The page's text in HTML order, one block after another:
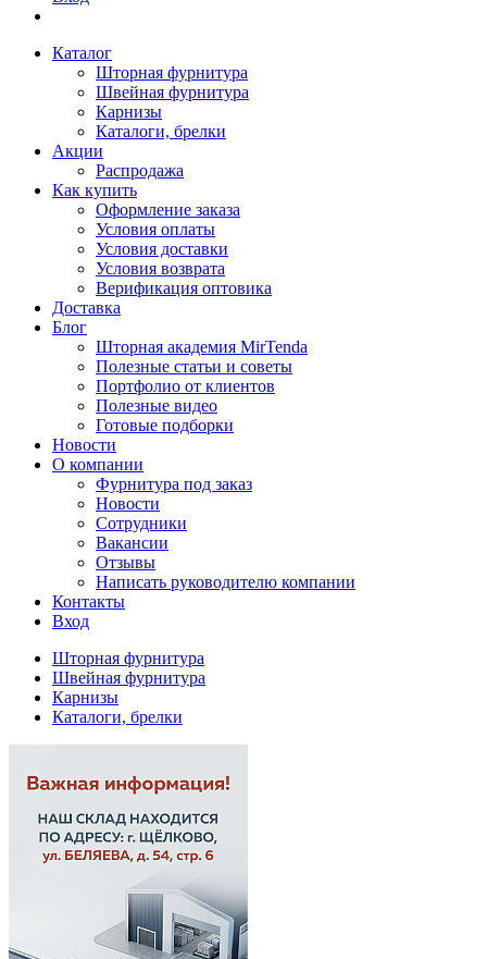
Каталог
Шторная фурнитура
Швейная фурнитура
Карнизы
Каталоги, брелки
Акции
Распродажа
Как купить
Оформление заказа
Условия оплаты
Условия доставки
Условия возврата
Верификация оптовика
Доставка
Блог
Шторная академия MirTenda
Полезные статьи и советы
Портфолио от клиентов
Полезные видео
Готовые подборки
Новости
О компании
Фурнитура под заказ
Новости
Сотрудники
Вакансии
Отзывы
Написать руководителю компании
Контакты
Вход
Шторная фурнитура
Швейная фурнитура
Карнизы
Каталоги, брелки